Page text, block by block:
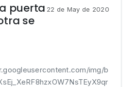
puerta
se
22 de May de 2020
img/b